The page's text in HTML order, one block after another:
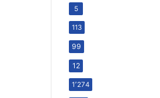
5
113
99
12
1٬274